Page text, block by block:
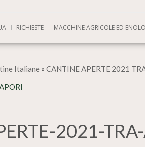
RICHIESTE MACCHINE AGRICOLE ED
Italiane » CANTINE APERTE 2021
2021-